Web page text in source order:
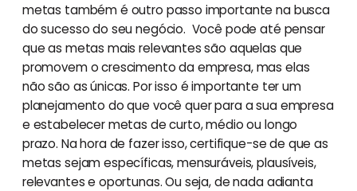
metas também é outro passo importante na busca
do sucesso do seu negócio. Você pode até pensar
que as metas mais relevantes são aquelas que
promovem o crescimento da empresa, mas elas
não são as únicas. Por isso é importante ter um
planejamento do que você quer para a sua empresa
e estabelecer metas de curto, médio ou longo
prazo. Na hora de fazer isso, certifique-se de que as
metas sejam específicas, mensuráveis, plausíveis,
relevantes e oportunas. Ou seja, de nada adianta